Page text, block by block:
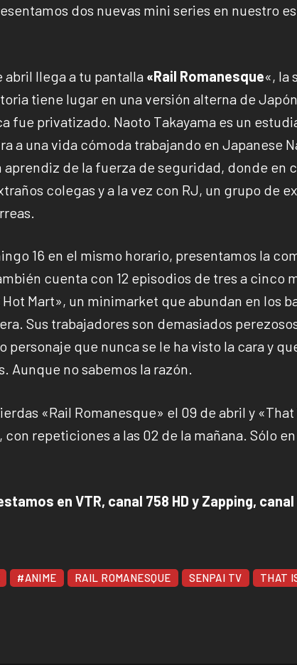
dos nuevas mini series en nuestro
llega a tu pantalla «Rail Romanesque«, la
tiene lugar en una versión alterna de
fue privatizado. Naoto Takayama es un
a una vida cómoda trabajando en Japanese
aprendiz de la fuerza de seguridad, donde en
colegas y a la vez con RJ, un grupo de
16 en el mismo horario, presentamos la
cuenta con 12 episodios de tres a cinco
Mart», un minimarket que abundan en los
Sus trabajadores son demasiados
personaje que nunca se le ha visto la cara y
Aunque no sabemos la razón.
«Rail Romanesque» el 09 de abril y
con repeticiones a las 02 de la mañana. Sólo
en VTR, canal 758 HD y Zapping, canal
#ANIME RAIL ROMANESQUE SENPAI TV THAT